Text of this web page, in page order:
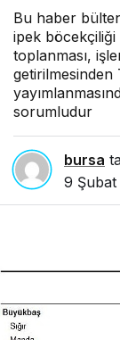
Bu haber
ipek böcekçiliği
toplanması,
getirilmesinden
sorumludur
bursa
9 Şubat